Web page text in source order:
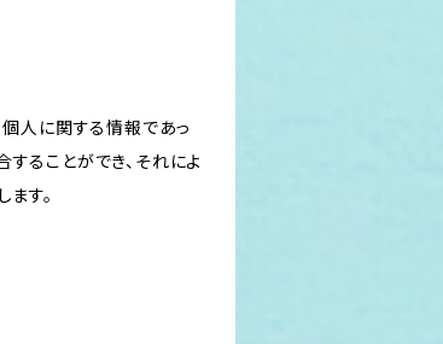
人に関する情報であっ
ることができ、それによ
す。